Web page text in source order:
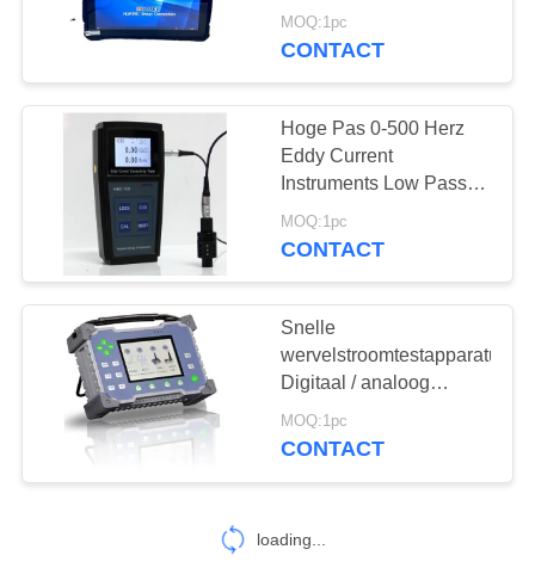
Holiday Detector
Magnetisch
onderzoek
Wervelstroom het
38
Compact
MOQ:1pc
CONTACT
Hoge Pas 0-500 Herz
Eddy Current
Instruments Low Pass
10-10000 Digitale 1-100
ASTM Normen van Herz
MOQ:1pc
CONTACT
Snelle
wervelstroomtestapparatuur
Digitaal / analoog
elektronisch
balansverschil
MOQ:1pc
CONTACT
loading...